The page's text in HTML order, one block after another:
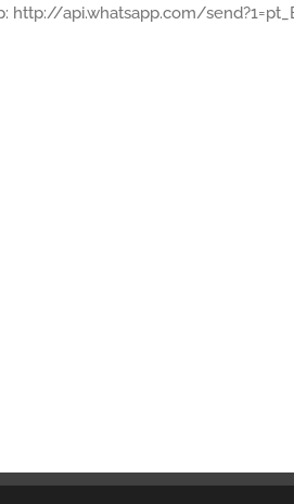
api.whatsapp.com/